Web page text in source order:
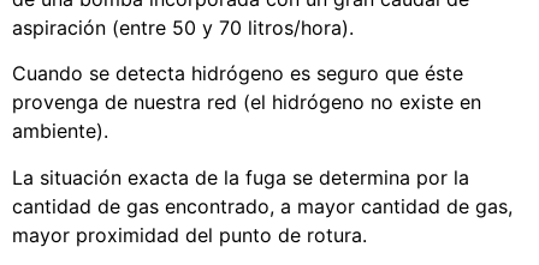
aspiración (entre 50 y 70 litros/hora).
Cuando se detecta hidrógeno es seguro que éste
provenga de nuestra red (el hidrógeno no existe en
ambiente).
La situación exacta de la fuga se determina por la
cantidad de gas encontrado, a mayor cantidad de gas,
mayor proximidad del punto de rotura.